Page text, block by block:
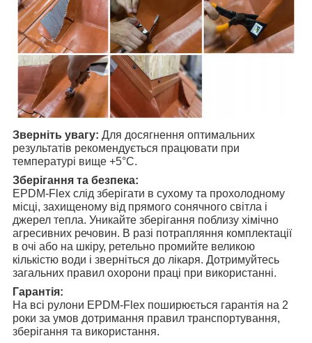
Зверніть увагу: Для досягнення оптимальних
результатів рекомендується працювати при
температурі вище +5°C.
Зберігання та безпека:
EPDM-Flex слід зберігати в сухому та прохолодному
місці, захищеному від прямого сонячного світла і
джерел тепла. Уникайте зберігання поблизу хімічно
агресивних речовин. В разі потрапляння комплектації
в очі або на шкіру, ретельно промийте великою
кількістю води і зверніться до лікаря. Дотримуйтесь
загальних правил охорони праці при використанні.
Гарантія:
На всі рулони EPDM-Flex поширюється гарантія на 2
роки за умов дотримання правил транспортування,
зберігання та використання.